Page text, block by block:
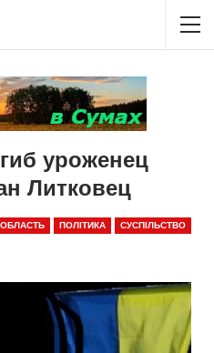
уроженец
Литковец
ОБЛАСТЬ ПОЛІТИКА СУСПІЛЬСТВО